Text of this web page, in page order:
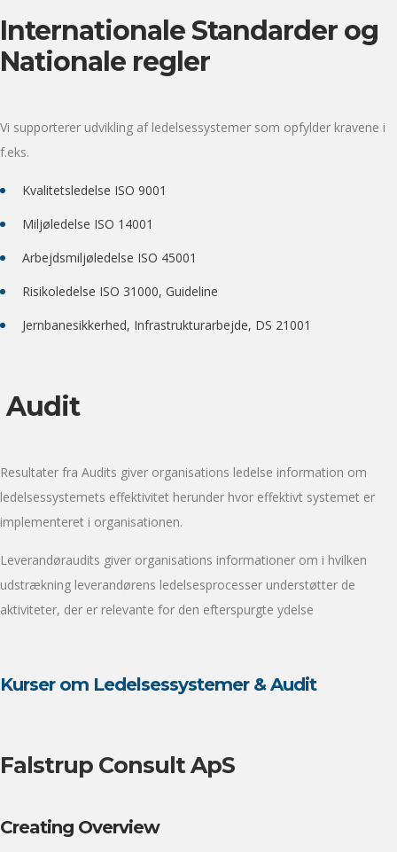
Internationale Standarder og
Nationale regler
Vi supporterer udvikling af ledelsessystemer som opfylder kravene i
f.eks.
Kvalitetsledelse ISO 9001
Miljøledelse ISO 14001
Arbejdsmiljøledelse ISO 45001
Risikoledelse ISO 31000, Guideline
Jernbanesikkerhed, Infrastrukturarbejde, DS 21001
Audit
Resultater fra Audits giver organisations ledelse information om
ledelsessystemets effektivitet herunder hvor effektivt systemet er
implementeret i organisationen.
Leverandøraudits giver organisations informationer om i hvilken
udstrækning leverandørens ledelsesprocesser understøtter de
aktiviteter, der er relevante for den efterspurgte ydelse
Kurser om Ledelsessystemer & Audit
Falstrup Consult ApS
Creating Overview